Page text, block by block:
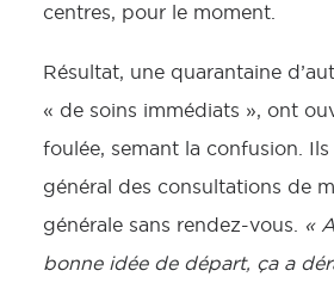
centres, pour le moment.
Résultat, une quarantaine
« de soins immédiats », ont
foulée, semant la confusion.
général des consultations de
générale sans rendez-vous.
«
bonne idée de départ, ça a